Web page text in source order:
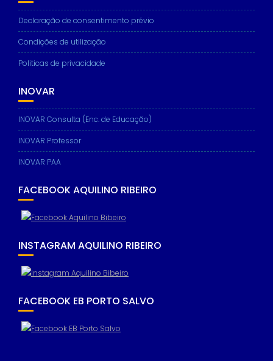
Declaração de consentimento prévio
Condições de utilização
Politicas de privacidade
INOVAR
INOVAR Consulta (Enc. de Educação)
INOVAR Professor
INOVAR PAA
FACEBOOK AQUILINO RIBEIRO
INSTAGRAM AQUILINO RIBEIRO
FACEBOOK EB PORTO SALVO